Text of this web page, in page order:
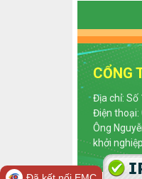
CỔNG
Địa chỉ: Số
Điện thoại:
Ông
khởi